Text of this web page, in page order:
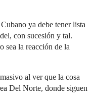
ya debe tener lista
con sucesión y tal.
sea la reacción de la
al ver que la cosa
Del Norte, donde siguen